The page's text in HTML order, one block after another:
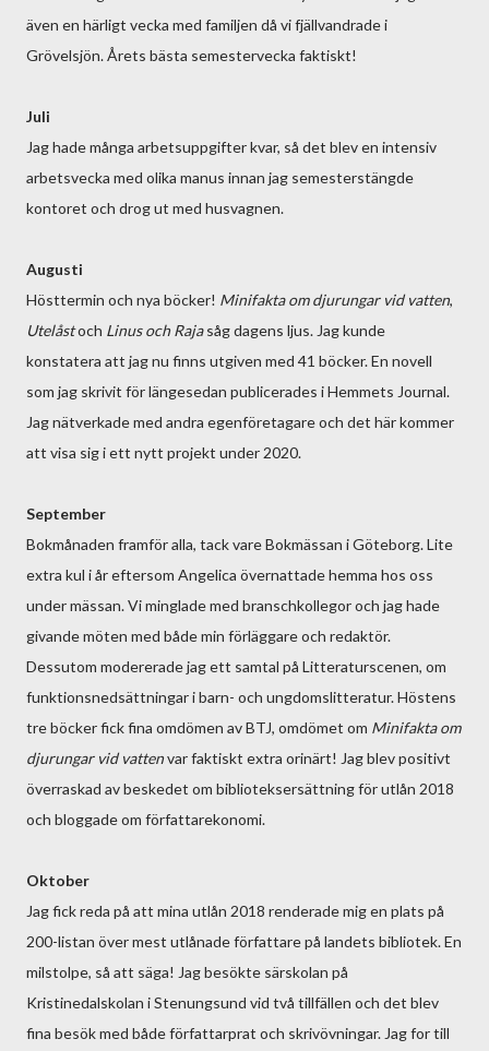
även en härligt vecka med familjen då vi fjällvandrade i
Grövelsjön. Årets bästa semestervecka faktiskt!
Juli
Jag hade många arbetsuppgifter kvar, så det blev en intensiv
arbetsvecka med olika manus innan jag semesterstängde
kontoret och drog ut med husvagnen.
Augusti
Hösttermin och nya böcker! Minifakta om djurungar vid vatten,
Utelåstoch Linus och Rajasåg dagens ljus. Jag kunde
konstatera att jag nu finns utgiven med 41 böcker. En novell
som jag skrivit för längesedan publicerades i Hemmets Journal.
Jag nätverkade med andra egenföretagare och det här kommer
att visa sig i ett nytt projekt under 2020.
September
Bokmånaden framför alla, tack vare Bokmässan i Göteborg. Lite
extra kul i år eftersom Angelica övernattade hemma hos oss
under mässan. Vi minglade med branschkollegor och jag hade
givande möten med både min förläggare och redaktör.
Dessutom modererade jag ett samtal på Litteraturscenen, om
funktionsnedsättningar i barn- och ungdomslitteratur. Höstens
tre böcker fick fina omdömen av BTJ, omdömet om Minifakta om
djurungar vid vattenvar faktiskt extra orinärt! Jag blev positivt
överraskad av beskedet om biblioteksersättning för utlån 2018
och bloggade om författarekonomi.
Oktober
Jag fick reda på att mina utlån 2018 renderade mig en plats på
200-listan över mest utlånade författare på landets bibliotek. En
milstolpe, så att säga! Jag besökte särskolan på
Kristinedalskolan i Stenungsund vid två tillfällen och det blev
fina besök med både författarprat och skrivövningar. Jag for till